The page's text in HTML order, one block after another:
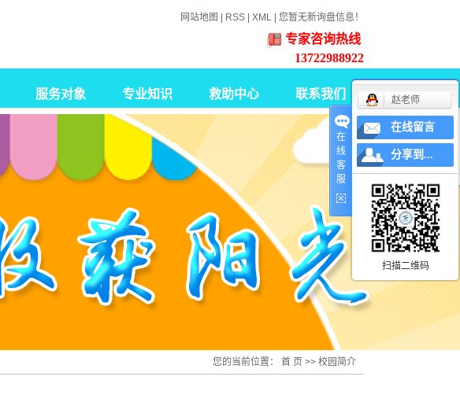
网站地图 RSS XML 您暂无新询盘信息！
专家咨询热线
13722988922
服务对象
孤独症
脑瘫康复训练
专业知识
智力障碍康复知识
脑瘫康复知识
职业重建
救助中心 联系我们
您的当前位置： 首 页 >> 校园简介
在
线
客
服
赵老师
在线留言
分享到...
扫描二维码